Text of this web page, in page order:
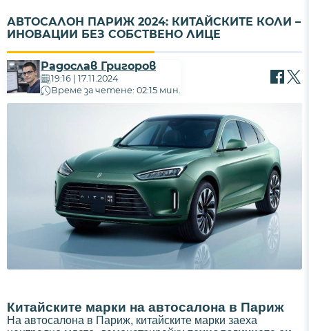
АВТОСАЛОН ПАРИЖ 2024: КИТАЙСКИТЕ КОЛИ –
ИНОВАЦИИ БЕЗ СОБСТВЕНО ЛИЦЕ
Радослав Григоров
19:16 | 17.11.2024
Време за четене: 02:15 мин.
Китайските марки на автосалона в Париж
На автосалона в Париж, китайските марки заеха